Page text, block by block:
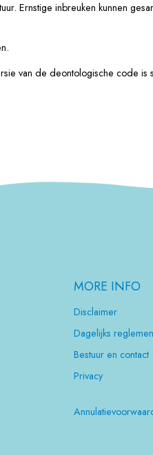
Ernstige inbreuken kunnen
van de deontologische code is
MORE INFO
Disclaimer
Dagelijks
Bestuur en contact
Privacy